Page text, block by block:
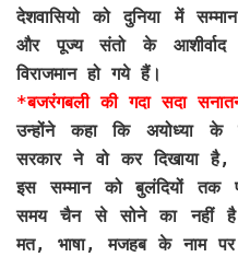
देशवासियो को दुनिया में
और पूज्य संतो के आशीर्वाद
विराजमान हो गये हैं।
*बजरंगबली की गदा सदा
उन्होंने कहा कि अयोध्या
सरकार ने वो कर दिखाया
इस सम्मान को बुलंदियों तक
समय चैन से सोने का नहीं है,
मत, भाषा, मजहब के नाम